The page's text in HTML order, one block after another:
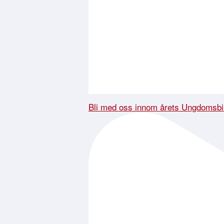
Bli med oss innom årets